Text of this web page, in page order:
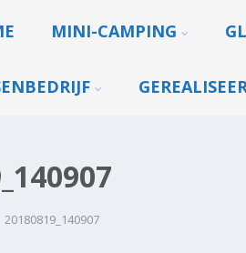
MINI-CAMPING
20180819_140907